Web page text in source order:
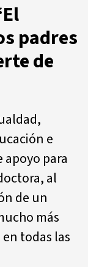
padres
de
e
apoyo para
al
de un
más
todas las